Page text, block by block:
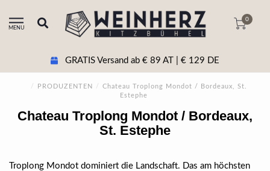
MENU
0
GRATIS Versand ab € 89 AT | € 129 DE
/ PRODUZENTEN /
Chateau Troplong Mondot / Bordeaux, St.
Estephe
Chateau Troplong Mondot / Bordeaux,
St. Estephe
Troplong Mondot dominiert die Landschaft. Das am höchsten